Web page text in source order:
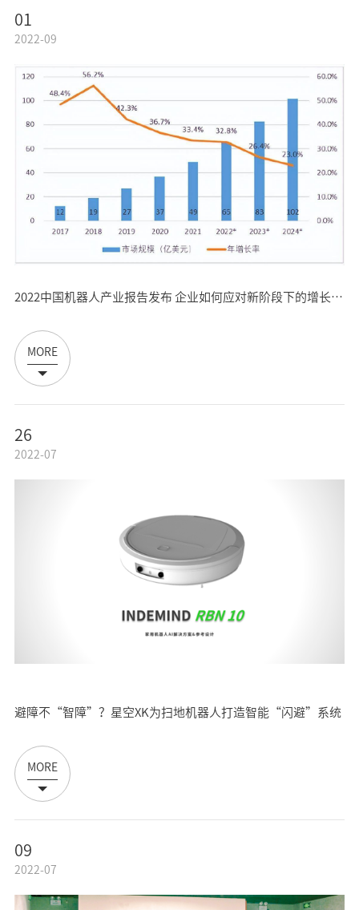
01
2022-09
2022中国机器人产业报告发布 企业如何应对新阶段下的增长与竞争？
MORE
26
2022-07
避障不“智障”？星空XK为扫地机器人打造智能“闪避”系统
MORE
09
2022-07